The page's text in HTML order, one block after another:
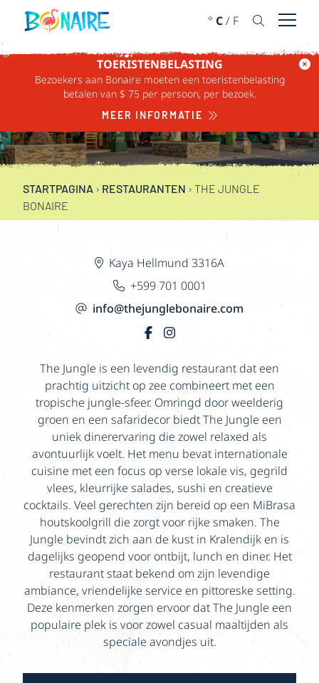
DOORGAAN NAAR ARTIKEL
° C/ F Menu
TOERISTENBELASTING
Bezoekers aan Bonaire moeten een toeristenbelasting
betalen van $ 75 per persoon, per bezoek.
MEER INFORMATIE
THE JUNGLE
BONAIRE
STARTPAGINA › RESTAURANTEN › THE JUNGLE
BONAIRE
Kaya Hellmund 3316A
+599 701 0001
info@thejunglebonaire.com
The Jungle is een levendig restaurant dat een
prachtig uitzicht op zee combineert met een
tropische jungle-sfeer. Omringd door weelderig
groen en een safaridecor biedt The Jungle een
uniek dinerervaring die zowel relaxed als
avontuurlijk voelt. Het menu bevat internationale
cuisine met een focus op verse lokale vis, gegrild
vlees, kleurrijke salades, sushi en creatieve
cocktails. Veel gerechten zijn bereid op een MiBrasa
houtskoolgrill die zorgt voor rijke smaken. The
Jungle bevindt zich aan de kust in Kralendijk en is
dagelijks geopend voor ontbijt, lunch en diner. Het
restaurant staat bekend om zijn levendige
ambiance, vriendelijke service en pittoreske setting.
Deze kenmerken zorgen ervoor dat The Jungle een
populaire plek is voor zowel casual maaltijden als
speciale avondjes uit.